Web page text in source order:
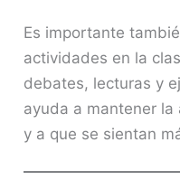
Es importante
actividades en la
debates, lecturas y
ayuda a mantener
y a que se sientan